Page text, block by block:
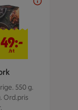
550 g.
Ord.pris
49 kr/st
49:-
/st